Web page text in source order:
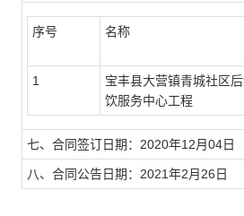
序号 名称
1
宝丰县大营镇青城社区
饮服务中心工程
七、合同签订日期：2020年12月04日
八、合同公告日期：2021年2月26日